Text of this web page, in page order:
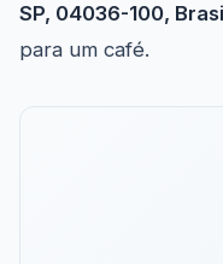
SP, 04036-100,
para um café.